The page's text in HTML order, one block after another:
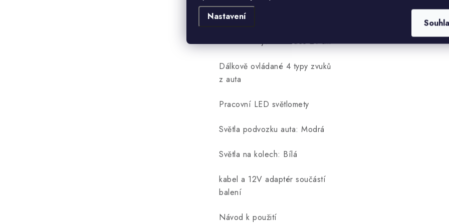
Nastavení
matraci (90x190 cm) není
součástí
Maximální výška matrace 21 cm
Dálkově ovládané 4 typy zvuků
z auta
Pracovní LED světlomety
Světla podvozku auta: Modrá
Světla na kolech: Bílá
kabel a 12V adaptér součástí
balení
Návod k použití